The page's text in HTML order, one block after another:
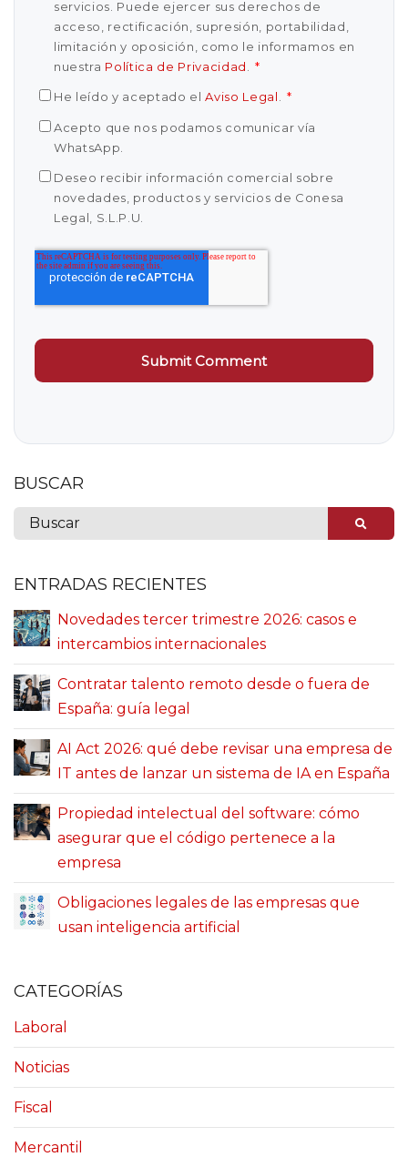
servicios. Puede ejercer sus derechos de
acceso, rectificación, supresión, portabilidad,
limitación y oposición, como le informamos en
nuestra Política de Privacidad *
He leído y aceptado elAviso Legal *
Acepto que nos podamos comunicar vía
WhatsApp.
Deseo recibir información comercial sobre
novedades, productos y servicios de Conesa
Legal, S.L.P.U.
BUSCAR
ENTRADAS RECIENTES
Novedades tercer trimestre 2026: casos e
intercambios internacionales
Contratar talento remoto desde o fuera de
España: guía legal
AI Act 2026: qué debe revisar una empresa de
IT antes de lanzar un sistema de IA en España
Propiedad intelectual del software: cómo
asegurar que el código pertenece a la
empresa
Obligaciones legales de las empresas que
usan inteligencia artificial
CATEGORÍAS
Laboral
Noticias
Fiscal
Mercantil